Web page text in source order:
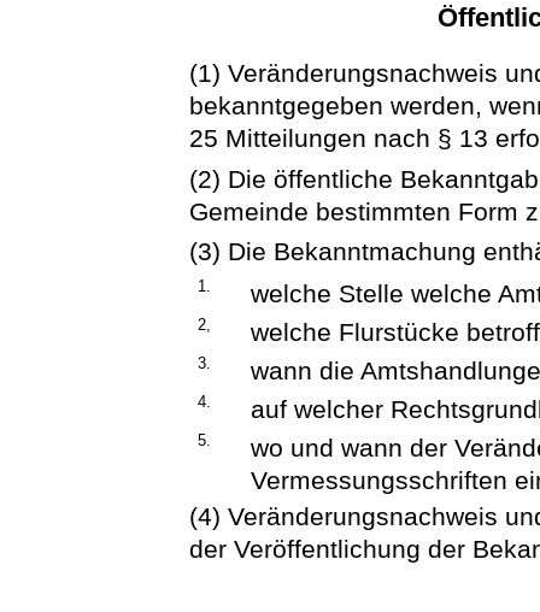
(1) Veränderungsnachweis
bekanntgegeben werden,
25 Mitteilungen nach § 13
(2) Die öffentliche
Gemeinde bestimmten Form
(3) Die Bekanntmachung
1. welche Stelle welche
2, welche Flurstücke
3. wann die
4. auf welcher
5.
wo und wann der
Vermessungsschriften
(4) Veränderungsnachweis
der Veröffentlichung der